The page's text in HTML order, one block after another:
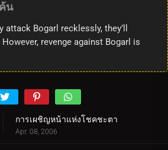
น
attack Bogarl recklessly, they’ll
revenge against Bogarl is
การเผชิญหน้าแห่งโชคชะตา
Apr. 08, 2006